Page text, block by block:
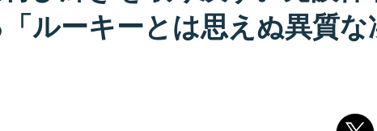
ルーキーとは思えぬ異質な